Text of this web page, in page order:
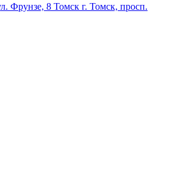
Фрунзе, 8 Томск г. Томск, просп.